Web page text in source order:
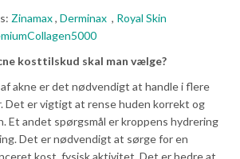
Zinamax, Derminax , Royal Skin
kosttilskud skal man vælge?
akne er det nødvendigt at handle i flere
Det er vigtigt at rense huden korrekt og
Et andet spørgsmål er kroppens hydrering
Det er nødvendigt at sørge for en